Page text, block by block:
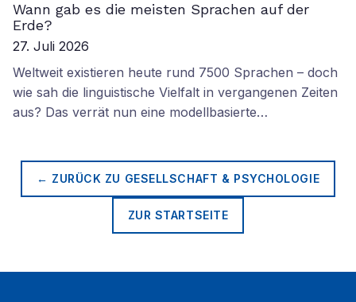
Wann gab es die meisten Sprachen auf der
Erde?
27. Juli 2026
Weltweit existieren heute rund 7500 Sprachen – doch
wie sah die linguistische Vielfalt in vergangenen Zeiten
aus? Das verrät nun eine modellbasierte…
← ZURÜCK ZU GESELLSCHAFT & PSYCHOLOGIE
ZUR STARTSEITE